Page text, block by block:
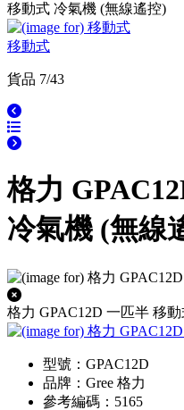
移動式 冷氣機 (無線遙控)
移動式
貨品 7/43
格力
冷氣機 (無線
格力 GPAC12D 一匹半 移
型號：GPAC12D
品牌：Gree 格力
參考編碼：5165